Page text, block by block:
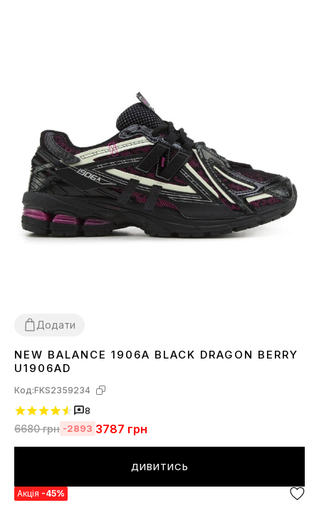
Додати
3637 3839404142 4344 45
NEW BALANCE 1906A BLACK DRAGON BERRY
U1906AD
Код:FKS2359234
8
6680грн -2893 3787 грн
ДИВИТИСЬ
Акція -45%